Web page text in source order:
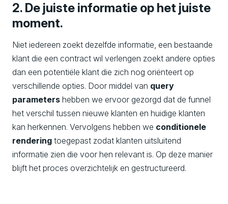
2. De juiste informatie op het juiste
moment.
Niet iedereen zoekt dezelfde informatie, een bestaande
klant die een contract wil verlengen zoekt andere opties
dan een potentiële klant die zich nog oriënteert op
verschillende opties. Door middel van query
parameters hebben we ervoor gezorgd dat de funnel
het verschil tussen nieuwe klanten en huidige klanten
kan herkennen. Vervolgens hebben we conditionele
rendering toegepast zodat klanten uitsluitend
informatie zien die voor hen relevant is. Op deze manier
blijft het proces overzichtelijk en gestructureerd.